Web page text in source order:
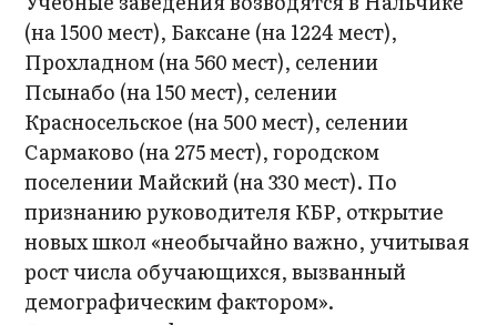
(на 1500 мест), Баксане (на 1224 мест),
Прохладном (на 560 мест), селении
Псынабо (на 150 мест), селении
Красносельское (на 500 мест), селении
Сармаково (на 275 мест), городском
поселении Майский (на 330 мест). По
признанию руководителя КБР, открытие
новых школ «необычайно важно, учитывая
рост числа обучающихся, вызванный
демографическим фактором».